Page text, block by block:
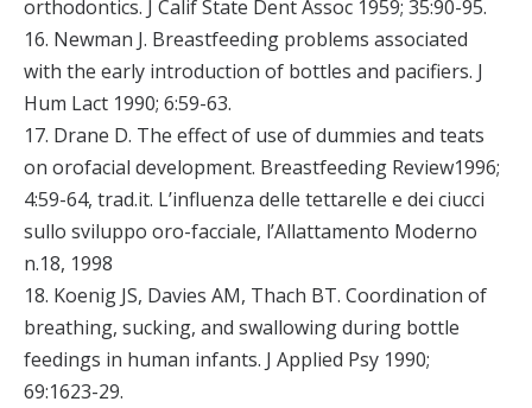
orthodontics. J Calif State Dent Assoc 1959; 35:90-95.
16. Newman J. Breastfeeding problems associated
with the early introduction of bottles and pacifiers. J
Hum Lact 1990; 6:59-63.
17. Drane D. The effect of use of dummies and teats
on orofacial development. Breastfeeding Review1996;
4:59-64, trad.it. L’influenza delle tettarelle e dei ciucci
sullo sviluppo oro-facciale, l’Allattamento Moderno
n.18, 1998
18. Koenig JS, Davies AM, Thach BT. Coordination of
breathing, sucking, and swallowing during bottle
feedings in human infants. J Applied Psy 1990;
69:1623-29.